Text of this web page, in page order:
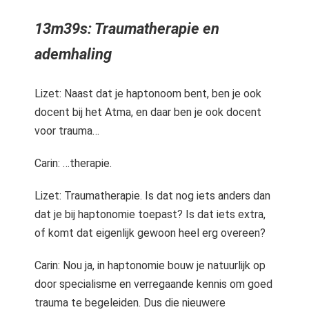
13m39s: Traumatherapie en
ademhaling
Lizet: Naast dat je haptonoom bent, ben je ook
docent bij het Atma, en daar ben je ook docent
voor trauma…
Carin: …therapie.
Lizet: Traumatherapie. Is dat nog iets anders dan
dat je bij haptonomie toepast? Is dat iets extra,
of komt dat eigenlijk gewoon heel erg overeen?
Carin: Nou ja, in haptonomie bouw je natuurlijk op
door specialisme en verregaande kennis om goed
trauma te begeleiden. Dus die nieuwere